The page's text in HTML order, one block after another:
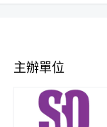
主辦單位